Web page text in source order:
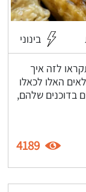
בינוני
לזה איך
האלו לכאלו
בדוכנים שלהם,
4189